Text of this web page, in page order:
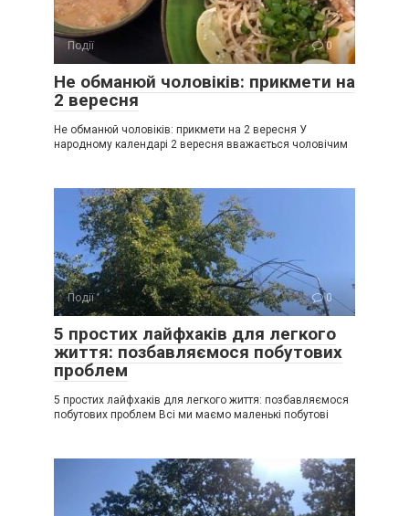
Події 0
Не обманюй чоловіків: прикмети на
2 вересня
Не обманюй чоловіків: прикмети на 2 вересня У
народному календарі 2 вересня вважається чоловічим
Події 0
5 простих лайфхаків для легкого
життя: позбавляємося побутових
проблем
5 простих лайфхаків для легкого життя: позбавляємося
побутових проблем Всі ми маємо маленькі побутові